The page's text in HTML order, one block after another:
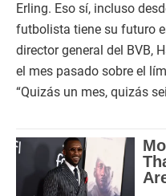
Erling. Eso sí, incluso
futbolista tiene su futuro
director general del BVB,
el mes pasado sobre el
“Quizás un mes, quizás